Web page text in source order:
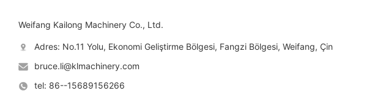
Weifang Kailong Machinery Co., Ltd.
Adres: No.11 Yolu, Ekonomi Geliştirme Bölgesi, Fangzi Bölgesi, Weifang, Çin
bruce.li@klmachinery.com
tel: 86--15689156266